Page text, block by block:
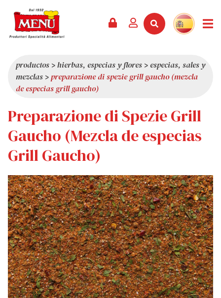
CATÁLOGO
SERVICIOS
ÚLTIMAS NOVEDADES
PREMIOS
QUIÉNES SOMOS
CALIDAD
CURIOSIDADES
SHOWROOM
TRABAJA CON NOSOTROS
productos >hierbas, especias y flores >especias, sales y
mezclas >preparazione di spezie grill gaucho (mezcla
de especias grill gaucho)
Preparazione di Spezie Grill
Gaucho (Mezcla de especias
Grill Gaucho)